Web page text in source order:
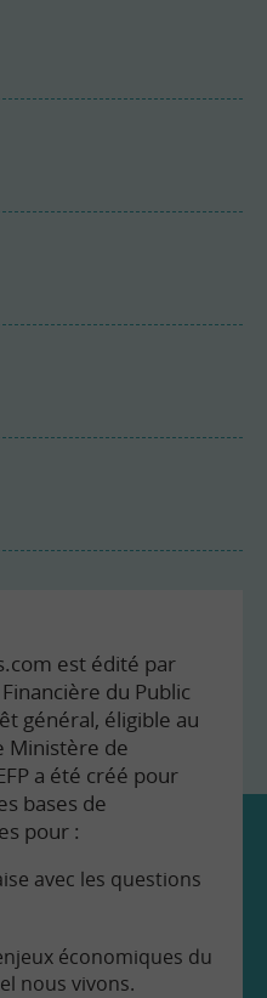
est édité par
du Public
général, éligible au
Ministère de
a été créé pour
bases de
pour :
avec les questions
économiques du
nous vivons.